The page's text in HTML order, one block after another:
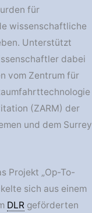
für
wissenschaftliche
Unterstützt
dabei
vom Zentrum für
(ZARM) der
und dem Surrey
Projekt „Op-To-
sich aus einem
DLR geförderten